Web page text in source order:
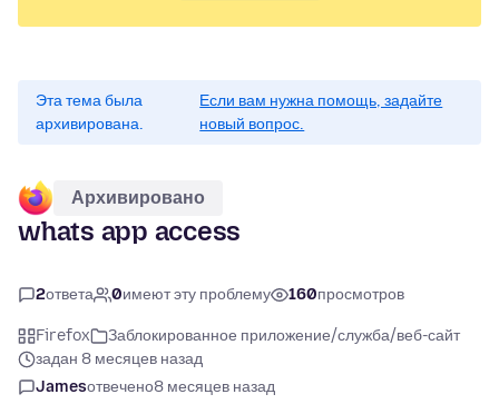
Эта тема была
архивирована.
Если вам нужна помощь, задайте
новый вопрос.
Архивировано
whats app access
2ответа 0имеют эту проблему 160просмотров
Firefox
Заблокированное приложение/служба/веб-сайт
задан 8 месяцев назад
Jamesотвечено8 месяцев назад